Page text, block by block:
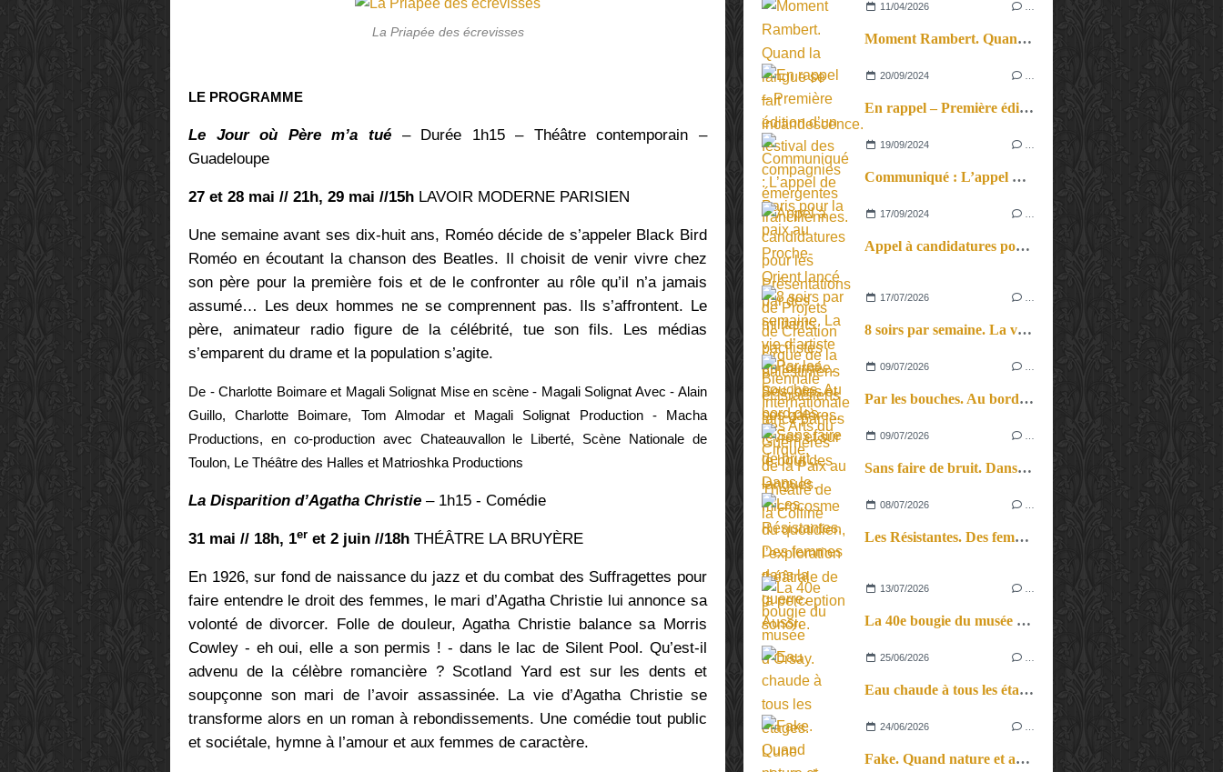
La Priapée des écrevisses
LE PROGRAMME
Le Jour où Père m’a tué– Durée 1h15 – Théâtre contemporain –
Guadeloupe
27 et 28 mai // 21h, 29 mai //15h LAVOIR MODERNE PARISIEN
Une semaine avant ses dix-huit ans, Roméo décide de s’appeler Black Bird
Roméo en écoutant la chanson des Beatles. Il choisit de venir vivre chez
son père pour la première fois et de le confronter au rôle qu’il n’a jamais
assumé… Les deux hommes ne se comprennent pas. Ils s’affrontent. Le
père, animateur radio figure de la célébrité, tue son fils. Les médias
s’emparent du drame et la population s’agite.
De - Charlotte Boimare et Magali Solignat Mise en scène - Magali Solignat Avec - Alain
Guillo, Charlotte Boimare, Tom Almodar et Magali Solignat Production - Macha
Productions, en co-production avec Chateauvallon le Liberté, Scène Nationale de
Toulon, Le Théâtre des Halles et Matrioshka Productions
La Disparition d’Agatha Christie – 1h15 - Comédie
31 mai // 18h, 1er et 2 juin //18h THÉÂTRE LA BRUYÈRE
En 1926, sur fond de naissance du jazz et du combat des Suffragettes pour
faire entendre le droit des femmes, le mari d’Agatha Christie lui annonce sa
volonté de divorcer. Folle de douleur, Agatha Christie balance sa Morris
Cowley - eh oui, elle a son permis ! - dans le lac de Silent Pool. Qu’est-il
advenu de la célèbre romancière ? Scotland Yard est sur les dents et
soupçonne son mari de l’avoir assassinée. La vie d’Agatha Christie se
transforme alors en un roman à rebondissements. Une comédie tout public
et sociétale, hymne à l’amour et aux femmes de caractère.
11/04/2026
Moment Rambert. Quand la langue se fait incandescence.
20/09/2024
En rappel – Première édition d’un festival des compagnies émergentes franciliennes.
19/09/2024
Communiqué : L’appel de Paris pour la paix au Proche-Orient lancé par des militants pacifistes palestiniens et israéliens lancé par les Guerrières de la Paix au Théâtre de la Colline
17/09/2024
Appel à candidatures pour les Présentations de Projets de Création cirque de la Biennale Internationale des Arts du Cirque.
17/07/2026
8 soirs par semaine. La vie d’artiste en tournée. Ses joies et ses galères.
09/07/2026
Par les bouches. Au bord des lèvres et sur le bout des langues.
09/07/2026
Sans faire de bruit. Dans le microcosme du quotidien, l’exploration théâtrale de la perception sonore.
08/07/2026
Les Résistantes. Des femmes dans la guerre. Aussi.
13/07/2026
La 40e bougie du musée d’Orsay.
25/06/2026
Eau chaude à tous les étages. L’une chante, les autres aussi.
24/06/2026
Fake. Quand nature et artifice, spectacle vivant et musique électronique, vérité et illusion se mêlent pour un vrai voyage au pays des sons et des songes…